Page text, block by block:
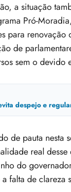
a situação
Pró-
para renovação
de
sem o devido
despejo e
de pauta nesta
real
do
falta de clareza